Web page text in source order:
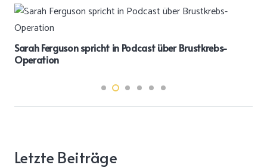
Sarah Ferguson spricht in Podcast über Brustkrebs-
Operation
Letzte Beiträge